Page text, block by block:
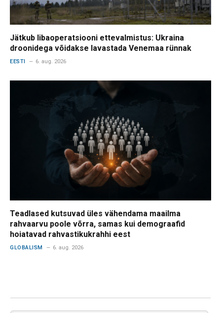
Jätkub libaoperatsiooni ettevalmistus: Ukraina
droonidega võidakse lavastada Venemaa rünnak
EESTI 6. aug. 2026
Teadlased kutsuvad üles vähendama maailma
rahvaarvu poole võrra, samas kui demograafid
hoiatavad rahvastikukrahhi eest
GLOBALISM 6. aug. 2026